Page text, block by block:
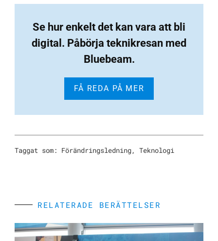
Se hur enkelt det kan vara att bli
digital. Påbörja teknikresan med
Bluebeam.
FÅ REDA PÅ MER
Taggat som: Förändringsledning, Teknologi
RELATERADE BERÄTTELSER